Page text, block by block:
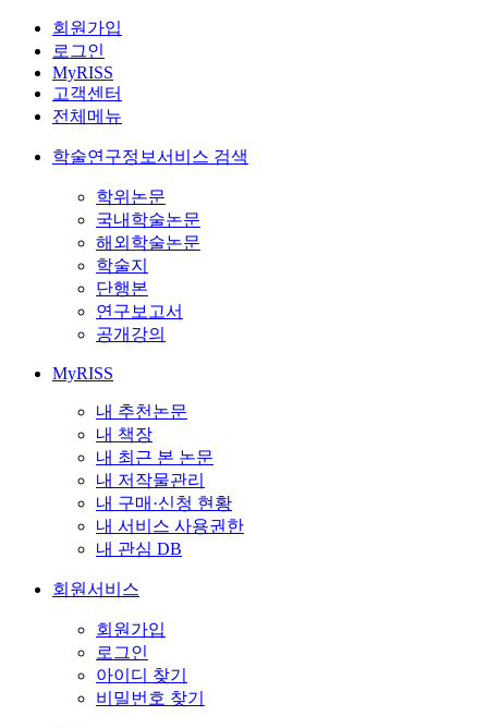
회원가입
로그인
MyRISS
고객센터
전체메뉴
학술연구정보서비스 검색
학위논문
국내학술논문
해외학술논문
학술지
단행본
연구보고서
공개강의
MyRISS
내 추천논문
내 책장
내 최근 본 논문
내 저작물관리
내 구매·신청 현황
내 서비스 사용권한
내 관심 DB
회원서비스
회원가입
로그인
아이디 찾기
비밀번호 찾기